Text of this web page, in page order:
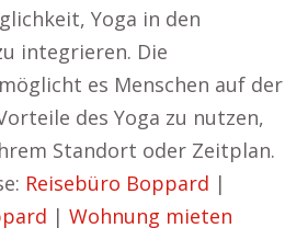
Yoga in den
integrieren. Die
es Menschen auf der
des Yoga zu nutzen,
Standort oder Zeitplan.
Reisebüro Boppard |
| Wohnung mieten